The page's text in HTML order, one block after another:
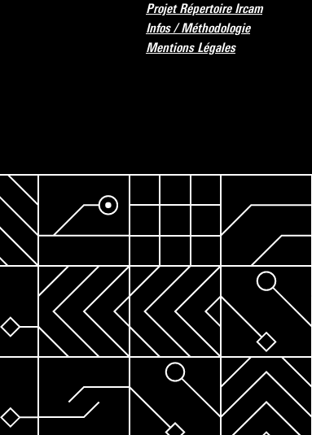
Projet Répertoire Ircam
Infos / Méthodologie
Mentions Légales